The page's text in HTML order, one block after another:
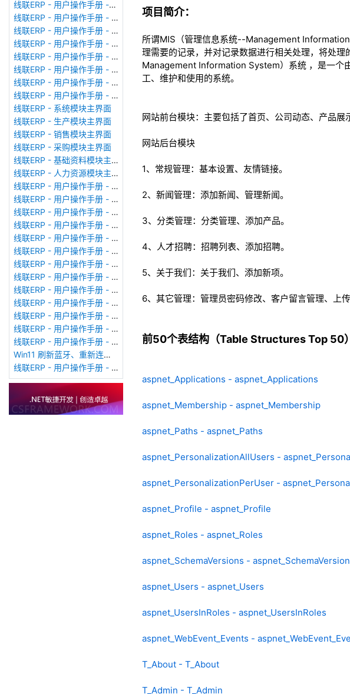
线联ERP - 用户操作手册 -分配临时角色
线联ERP - 用户操作手册 - 组织架构
线联ERP - 用户操作手册 - 用户管理
线联ERP - 用户操作手册 - 角色/岗位管理
线联ERP - 用户操作手册 - 暂估入库明细表
线联ERP - 用户操作手册 - 物料收发明细表
线联ERP - 用户操作手册 - 即时库存余额表
线联ERP - 用户操作手册 - 库存账龄分析表
线联ERP - 系统模块主界面
线联ERP - 生产模块主界面
线联ERP - 销售模块主界面
线联ERP - 采购模块主界面
线联ERP - 基础资料模块主界面
线联ERP - 人力资源模块主界面
线联ERP - 用户操作手册 - 个人考勤报表（横向）
线联ERP - 用户操作手册 - 部门考勤报表
线联ERP - 用户操作手册 - 个人考勤报表
线联ERP - 用户操作手册 - 考勤计算
线联ERP - 用户操作手册 - 节假日管理
线联ERP - 用户操作手册 - 请假管理
线联ERP - 用户操作手册 - 补卡管理
线联ERP - 用户操作手册 - 考勤设备管理
线联ERP - 用户操作手册 - 考勤参数配置
线联ERP - 用户操作手册 - 考勤设备绑定
线联ERP - 用户操作手册 - 员工档案
线联ERP - 用户操作手册 - 班次管理
线联ERP - 用户操作手册 - 排班管理
Win11 刷新蓝牙、重新连接蓝牙音响
线联ERP - 用户操作手册 - 成品入库单
项目简介：
所谓MIS（管理信息系统--Management
理需要的记录，并对记录数据进行相关处理，将处
Management Information System）系统 ，是一个
工、维护和使用的系统。
网站前台模块：主要包括了首页、公司动态、产品展
网站后台模块
1、常规管理：基本设置、友情链接。
2、新闻管理：添加新闻、管理新闻。
3、分类管理：分类管理、添加产品。
4、人才招聘：招聘列表、添加招聘。
5、关于我们：关于我们、添加新项。
6、其它管理：管理员密码修改、客户留言管理、上传
前50个表结构（Table Structures Top 50
aspnet_Applications - aspnet_Applications
aspnet_Membership - aspnet_Membership
aspnet_Paths - aspnet_Paths
aspnet_PersonalizationAllUsers -
aspnet_PersonalizationPerUser -
aspnet_Profile - aspnet_Profile
aspnet_Roles - aspnet_Roles
aspnet_SchemaVersions -
aspnet_Users - aspnet_Users
aspnet_UsersInRoles - aspnet_UsersInRoles
aspnet_WebEvent_Events -
T_About - T_About
T_Admin - T_Admin